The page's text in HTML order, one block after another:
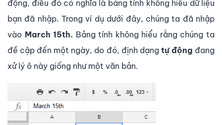
động, điều đó có nghĩa là bảng tính không hiểu dữ liệu
bạn đã nhập. Trong ví dụ dưới đây, chúng ta đã nhập
vào March 15th. Bảng tính không hiểu rằng chúng ta
đề cập đến một ngày, do đó, định dạng tự động đang
xử lý ô này giống như một văn bản.